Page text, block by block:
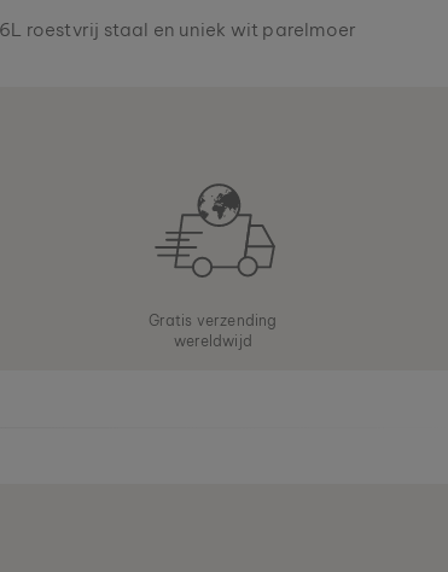
roestvrij staal en uniek wit parelmoer
Gratis verzending
wereldwijd